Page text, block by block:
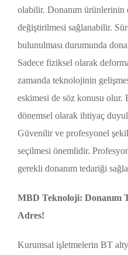
olabilir. Donanım ürünlerinin
değiştirilmesi sağlanabilir.
bulunulması durumunda
Sadece fiziksel olarak
zamanda teknolojinin
eskimesi de söz konusu olur.
dönemsel olarak ihtiyaç
Güvenilir ve profesyonel
seçilmesi önemlidir.
gerekli donanım tedariği
MBD Teknoloji: Donanım
Adres!
Kurumsal işletmelerin BT